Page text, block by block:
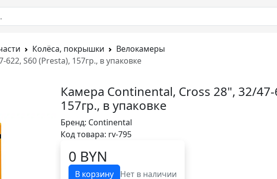
Колёса, покрышки
Велокамеры
S60 (Presta), 157гр., в упаковке
Камера Continental, Cross 28", 32/47-
157гр., в упаковке
Бренд: Continental
Код товара: rv-795
0 BYN
В корзину Нет в наличии